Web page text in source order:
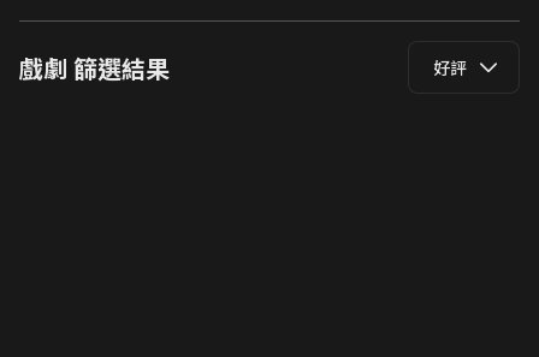
戲劇 篩選結果 好評